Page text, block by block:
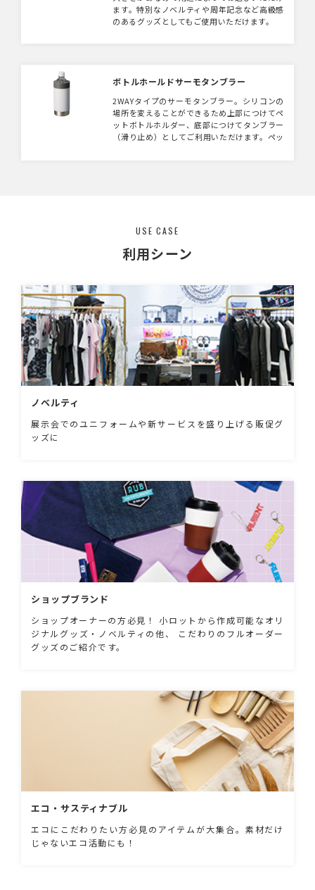
ます。特別なノベルティや周年記念など高級感
のあるグッズとしてもご使用いただけます。
ボトルホールドサーモタンブラー
2WAYタイプのサーモタンブラー。シリコンの
場所を変えることができるため上部につけてペ
ットボトルホルダー、底部につけてタンブラー
（滑り止め）としてご利用いただけます。ペッ
す。 缶タイプもございます。
USE CASE
利用シーン
ノベルティ
展示会でのユニフォームや新サービスを盛り上げる販促グ
ッズに
ショップブランド
ショップオーナーの方必見！ 小ロットから作成可能なオリ
ジナルグッズ・ノベルティの他、 こだわりのフルオーダー
グッズのご紹介です。
エコ・サスティナブル
エコにこだわりたい方必見のアイテムが大集合。素材だけ
じゃないエコ活動にも！